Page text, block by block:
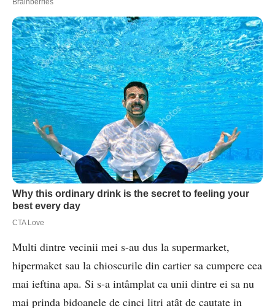
Multi dintre vecinii mei s-au dus la supermarket,
hipermaket sau la chioscurile din cartier sa cumpere cea
mai ieftina apa. Si s-a intâmplat ca unii dintre ei sa nu
mai prinda bidoanele de cinci litri atât de cautate in